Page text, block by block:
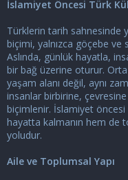
t
n
r
h
i
İslamiyet Öncesi Türk
Türklerin tarih sahnesinde
biçimi, yalnızca göçebe ve
Aslında, günlük hayatla,
bir bağ üzerine oturur. Orta
yaşam alanı değil, aynı
insanlar birbirine,
biçimlenir. İslamiyet
hayatta kalmanın hem de
yoludur.
Aile ve Toplumsal Yapı